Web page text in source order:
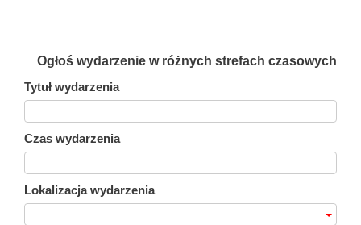
Ogłoś wydarzenie w różnych strefach czasowych
Tytuł wydarzenia
Czas wydarzenia
Lokalizacja wydarzenia